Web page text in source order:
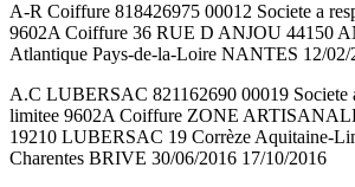
A-R Coiffure 818426975 00012 Societe a
9602A Coiffure 36 RUE D ANJOU 44150
Atlantique Pays-de-la-Loire NANTES 12/02/
A.C LUBERSAC 821162690 00019 Societe
limitee 9602A Coiffure ZONE
19210 LUBERSAC 19 Corrèze Aquitaine-
Charentes BRIVE 30/06/2016 17/10/2016